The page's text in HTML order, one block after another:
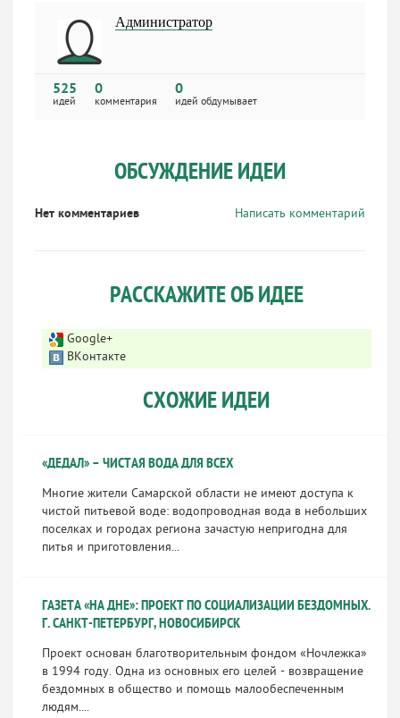
Администратор
525
идей
0
комментария
0
идей обдумывает
ОБСУЖДЕНИЕ ИДЕИ
Написать комментарий
Нет комментариев
РАССКАЖИТЕ ОБ ИДЕЕ
Google+
ВКонтакте
СХОЖИЕ ИДЕИ
«ДЕДАЛ» – ЧИСТАЯ ВОДА ДЛЯ ВСЕХ
Многие жители Самарской области не имеют доступа к
чистой питьевой воде: водопроводная вода в небольших
поселках и городах региона зачастую непригодна для
питья и приготовления...
ГАЗЕТА «НА ДНЕ»: ПРОЕКТ ПО СОЦИАЛИЗАЦИИ БЕЗДОМНЫХ.
Г. САНКТ-ПЕТЕРБУРГ, НОВОСИБИРСК
Проект основан благотворительным фондом «Ночлежка»
в 1994 году. Одна из основных его целей - возвращение
бездомных в общество и помощь малообеспеченным
людям....